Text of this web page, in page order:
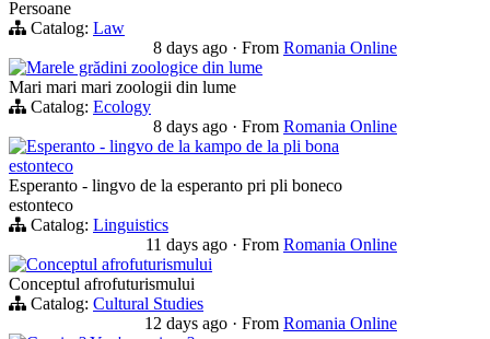
Persoane
Catalog: Law
8 days ago · From Romania Online
Marele grădini zoologice din lume
Mari mari mari zoologii din lume
Catalog: Ecology
8 days ago · From Romania Online
Esperanto - lingvo de la kampo de la pli bona
estonteco
Esperanto - lingvo de la esperanto pri pli boneco
estonteco
Catalog: Linguistics
11 days ago · From Romania Online
Conceptul afrofuturismului
Conceptul afrofuturismului
Catalog: Cultural Studies
12 days ago · From Romania Online